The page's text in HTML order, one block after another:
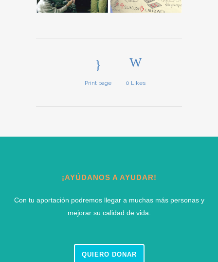
Print page 0 Likes
¡AYÚDANOS A AYUDAR!
Con tu aportación podremos llegar a muchas más personas y
mejorar su calidad de vida.
QUIERO DONAR